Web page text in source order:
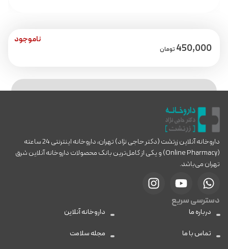
ناموجود
450,000 تومان
داروخانه آنلاین زرتشت (دکتر حاجی نژاد) تهران، داروخانه اینترنتی 24 ساعته
(Online Pharmacy) و یکی از کامل‌ترین بانک محصولات داروخانه آنلاین شرق
تهران می‌باشد.
دسترسی سریع
درباره ما
تماس با ما
داروخانه آنلاین
مجله سلامت